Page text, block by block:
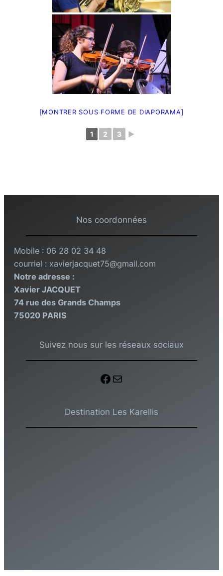
[MONTRER SOUS FORME DE DIAPORAMA]
1 2 3 ►
Nos coordonnées
Mobile : 06 28 02 34 48
courriel : xavierjacquet75@gmail.com
Notre adresse :
Xavier JACQUET
74 rue des Grands Champs
75020 PARIS
Suivez nous sur les réseaux sociaux
Facebook E-mail
Destination Les Karellis